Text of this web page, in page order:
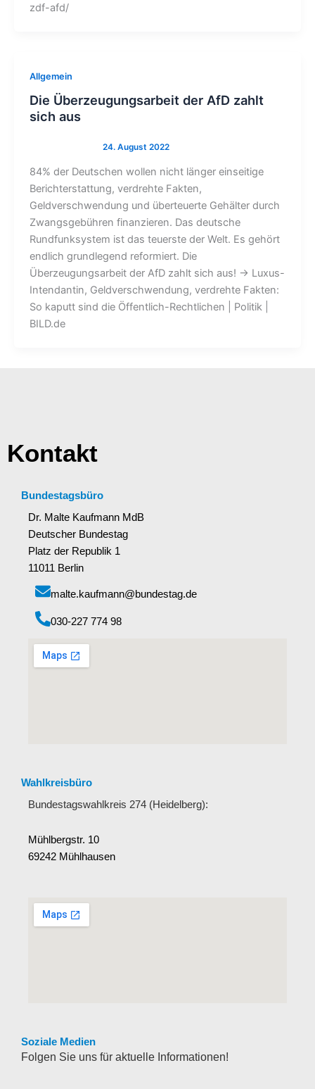
zdf-afd/
Allgemein
Die Überzeugungsarbeit der AfD zahlt
sich aus
84% der Deutschen wollen nicht länger einseitige
Berichterstattung, verdrehte Fakten,
Geldverschwendung und überteuerte Gehälter durch
Zwangsgebühren finanzieren. Das deutsche
Rundfunksystem ist das teuerste der Welt. Es gehört
endlich grundlegend reformiert. Die
Überzeugungsarbeit der AfD zahlt sich aus! → Luxus-
Intendantin, Geldverschwendung, verdrehte Fakten:
So kaputt sind die Öffentlich-Rechtlichen | Politik |
BILD.de
Kontakt
Bundestagsbüro
Dr. Malte Kaufmann MdB
Deutscher Bundestag
Platz der Republik 1
11011 Berlin
malte.kaufmann@bundestag.de
‭030-227 774 98‬
Wahlkreisbüro
Bundestagswahlkreis 274 (Heidelberg):
Mühlbergstr. 10
69242 Mühlhausen
Soziale Medien
Folgen Sie uns für aktuelle Informationen!